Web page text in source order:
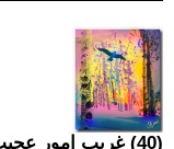
(40) غريب امور عجيب قضية